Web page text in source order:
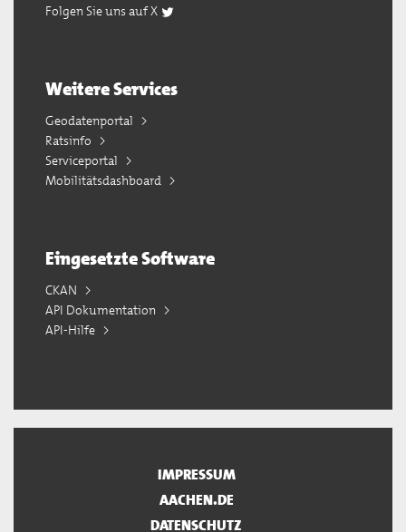
Folgen Sie uns auf X
Weitere Services
Geodatenportal
Ratsinfo
Serviceportal
Mobilitätsdashboard
Eingesetzte Software
CKAN
API Dokumentation
API-Hilfe
IMPRESSUM
AACHEN.DE
DATENSCHUTZ